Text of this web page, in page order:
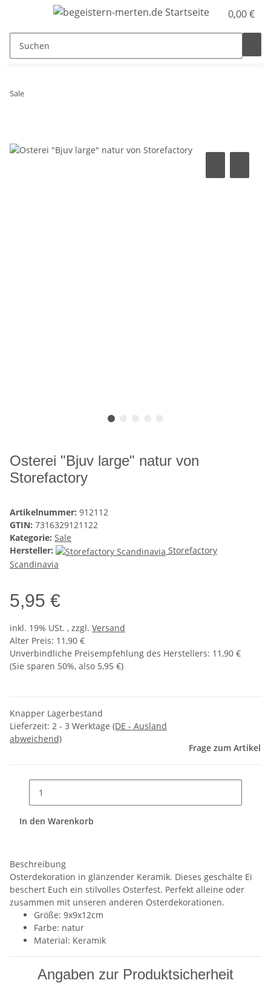
0,00 €
Sale
Osterei "Bjuv large" natur von
Storefactory
Artikelnummer: 912112
GTIN: 7316329121122
Kategorie: Sale
Hersteller:
Storefactory
Scandinavia
5,95 €
inkl. 19% USt. , zzgl. Versand
Alter Preis: 11,90 €
Unverbindliche Preisempfehlung des Herstellers: 11,90 €
(Sie sparen 50%, also 5,95 €)
Knapper Lagerbestand
Lieferzeit: 2 - 3 Werktage (DE - Ausland
abweichend)
Frage zum Artikel
In den Warenkorb
Beschreibung
Osterdekoration in glänzender Keramik. Dieses geschälte Ei
beschert Euch ein stilvolles Osterfest. Perfekt alleine oder
zusammen mit unseren anderen Osterdekorationen.
Größe: 9x9x12cm
Farbe: natur
Material: Keramik
Angaben zur Produktsicherheit